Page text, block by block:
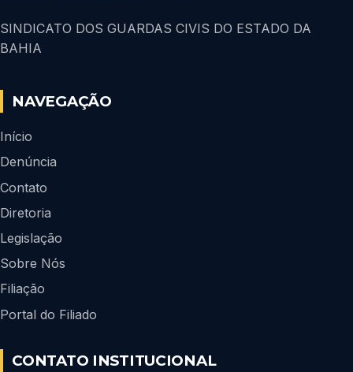
SINDICATO DOS GUARDAS CIVIS DO ESTADO DA
BAHIA
NAVEGAÇÃO
Início
Denúncia
Contato
Diretoria
Legislação
Sobre Nós
Filiação
Portal do Filiado
CONTATO INSTITUCIONAL